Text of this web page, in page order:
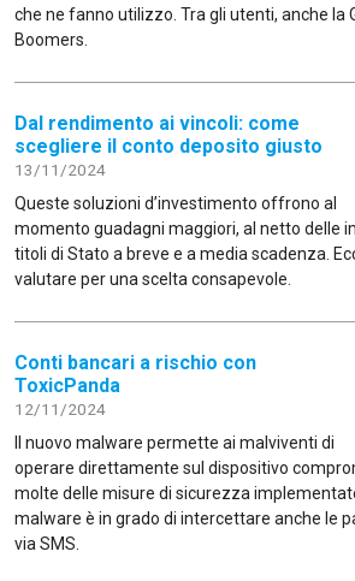
che ne fanno utilizzo. Tra gli utenti, anche la
Boomers.
Dal rendimento ai vincoli: come
scegliere il conto deposito giusto
13/11/2024
Queste soluzioni d’investimento offrono al
momento guadagni maggiori, al netto delle
titoli di Stato a breve e a media scadenza.
valutare per una scelta consapevole.
Conti bancari a rischio con
ToxicPanda
12/11/2024
Il nuovo malware permette ai malviventi di
operare direttamente sul dispositivo
molte delle misure di sicurezza implementate
malware è in grado di intercettare anche le
via SMS.